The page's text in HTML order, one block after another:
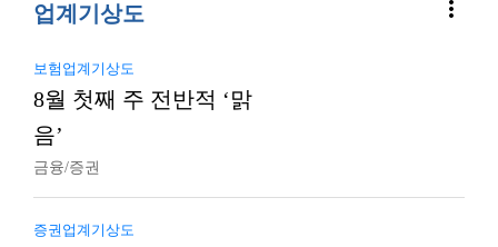
업계기상도 more_vert
보험업계기상도
8월 첫째 주 전반적 ‘맑
음’
금융/증권
증권업계기상도